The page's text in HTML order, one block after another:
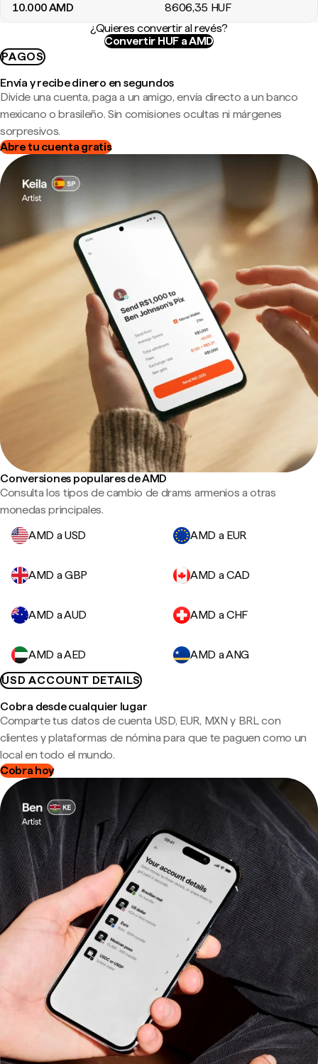
10.000AMD 8606,35 HUF
¿Quieres convertir al revés?
Convertir HUF a AMD
PAGOS
Envía y recibe dinero en segundos
Divide una cuenta, paga a un amigo, envía directo a un banco
mexicano o brasileño. Sin comisiones ocultas ni márgenes
sorpresivos.
Abre tu cuenta gratis
Conversiones populares de AMD
Consulta los tipos de cambio de drams armenios a otras
monedas principales.
AMD a USD
AMD a EUR
AMD a GBP AMD a CAD
AMD a AUD AMD a CHF
AMD a AED
AMD a ANG
USD ACCOUNT DETAILS
Cobra desde cualquier lugar
Comparte tus datos de cuenta USD, EUR, MXN y BRL con
clientes y plataformas de nómina para que te paguen como un
local en todo el mundo.
Cobra hoy